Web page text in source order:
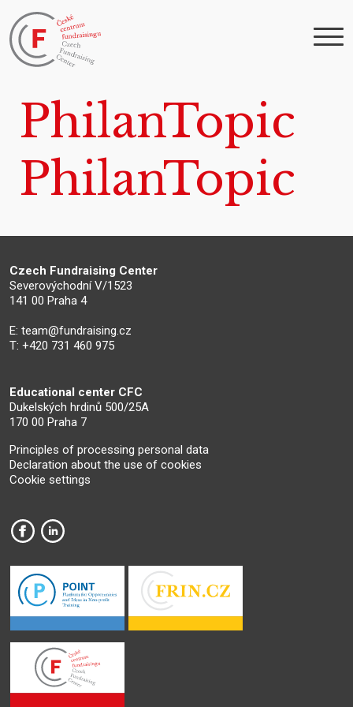
PhilanTopic
PhilanTopic
Czech Fundraising Center
Severovýchodní V/1523
141 00 Praha 4
E: team@fundraising.cz
T: +420 731 460 975
Educational center CFC
Dukelských hrdinů 500/25A
170 00 Praha 7
Principles of processing personal data
Declaration about the use of cookies
Cookie settings